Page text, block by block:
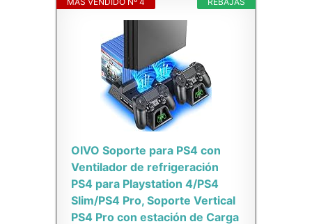
OIVO Soporte para PS4 con
Ventilador de refrigeración
PS4 para Playstation 4/PS4
Slim/PS4 Pro, Soporte Vertical
PS4 Pro con estación de Carga